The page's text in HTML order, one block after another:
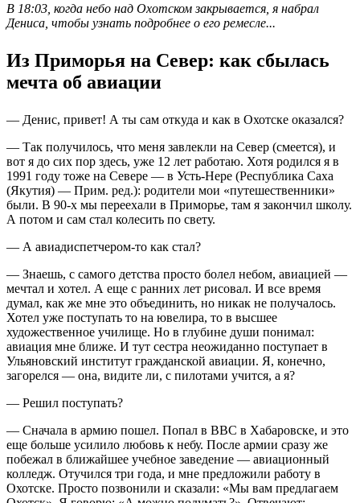
В 18:03, когда небо над Охотском закрывается, я набрал
Дениса, чтобы узнать подробнее о его ремесле...
Из Приморья на Север: как сбылась
мечта об авиации
— Денис, привет! А ты сам откуда и как в Охотске оказался?
— Так получилось, что меня завлекли на Север (смеется), и
вот я до сих пор здесь, уже 12 лет работаю. Хотя родился я в
1991 году тоже на Севере — в Усть-Нере (Республика Саха
(Якутия) — Прим. ред.): родители мои «путешественники»
были. В 90-х мы переехали в Приморье, там я закончил школу.
А потом и сам стал колесить по свету.
— А авиадиспетчером-то как стал?
— Знаешь, с самого детства просто болел небом, авиацией —
мечтал и хотел. А еще с ранних лет рисовал. И все время
думал, как же мне это объединить, но никак не получалось.
Хотел уже поступать то на ювелира, то в высшее
художественное училище. Но в глубине души понимал:
авиация мне ближе. И тут сестра неожиданно поступает в
Ульяновский институт гражданской авиации. Я, конечно,
загорелся — она, видите ли, с пилотами учится, а я?
— Решил поступать?
— Сначала в армию пошел. Попал в ВВС в Хабаровске, и это
еще больше усилило любовь к небу. После армии сразу же
побежал в ближайшее учебное заведение — авиационный
колледж. Отучился три года, и мне предложили работу в
Охотске. Просто позвонили и сказали: «Мы вам предлагаем